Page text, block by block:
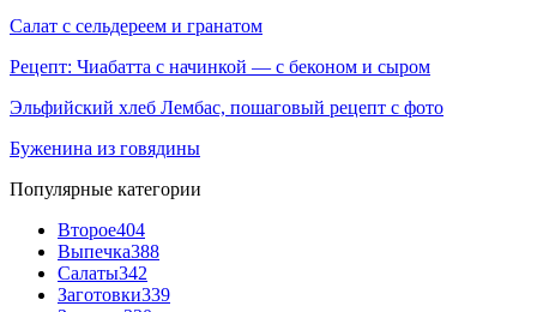
Салат с сельдереем и гранатом
Рецепт: Чиабатта с начинкой — с беконом и сыром
Эльфийский хлеб Лембас, пошаговый рецепт с фото
Буженина из говядины
Популярные категории
Второе404
Выпечка388
Салаты342
Заготовки339